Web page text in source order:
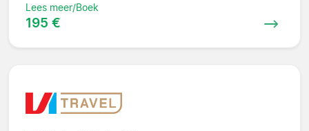
Lees meer/Boek
195 €